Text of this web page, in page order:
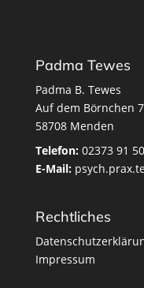
Padma Tewes
Padma B. Tewes
Auf dem Börnchen 7
58708 Menden
Telefon:02373 91
E-Mail:
Rechtliches
Impressum